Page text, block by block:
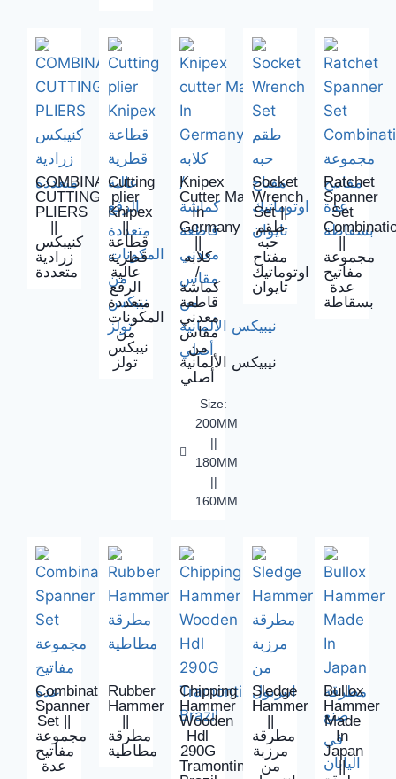
COMBINATION
CUTTING
PLIERS
||
كنيبكس
زرادية
متعددة
Cutting
plier
Knipex
||
قطاعة
قطرية
عالية
الرفع
متعددة
المكونات
من
نيبكس
تولز
Knipex
Cutter Made
In
Germany
||
كلابه
/
كماشة
قاطعة
معدني
مقاس
من
نيبيكس الألمانية
أصلي
Size:
200MM
||
180MM
||
160MM
Socket
Wrench
Set ||
طقم
حبه
مفتاح
اوتوماتيك
تايوان
Ratchet
Spanner
Set
||
مجموعة
مفاتيح
عدة
بسقاطة
Combination
Spanner
Set ||
مجموعة
مفاتيح
عدة
Rubber
Hammer
||
مطرقة
مطاطية
Chipping
Hammer
Wooden
Hdl
290G
Tramontina
Sledge
Hammer
||
مطرقة
مرزبة
من
Bullox
Hammer
Made
In
Japan
||